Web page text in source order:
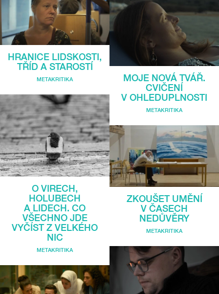
HRANICE LIDSKOSTI,
TŘÍD A STAROSTÍ
METAKRITIKA
O VIRECH,
HOLUBECH
A LIDECH. CO
VŠECHNO JDE
VYČÍST Z VELKÉHO
NIC
METAKRITIKA
MOJE NOVÁ TVÁŘ.
CVIČENÍ
V OHLEDUPLNOSTI
METAKRITIKA
ZKOUŠET UMĚNÍ
V ČASECH
NEDŮVĚRY
METAKRITIKA